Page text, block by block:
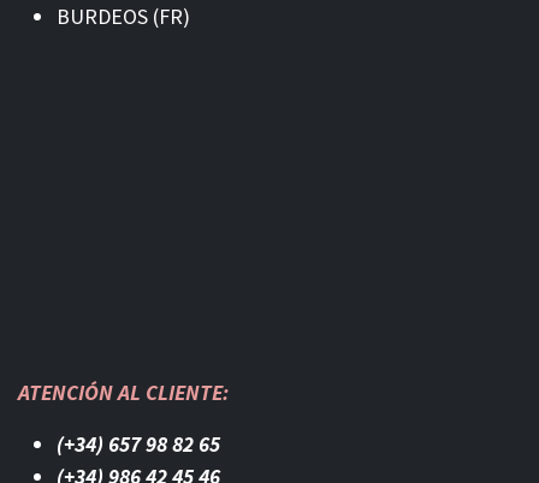
BURDEOS (FR)
ATENCIÓN AL CLIENTE:
(+34) 657 98 82 65
(+34) 986 42 45 46​